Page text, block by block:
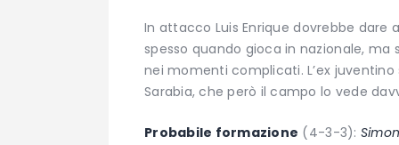
In attacco Luis Enrique dovrebbe dare
spesso quando gioca in nazionale,
nei momenti complicati. L’ex
Sarabia, che però il campo lo vede
Probabile formazione (4-3-3):